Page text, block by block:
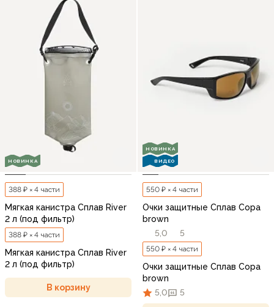
НОВИНКА
388 ₽ × 4 части
Мягкая канистра Сплав River
2 л (под фильтр)
388 ₽ × 4 части
Мягкая канистра Сплав River
2 л (под фильтр)
В корзину
НОВИНКА
ВИДЕО
550 ₽ × 4 части
Очки защитные Сплав Copa
brown
5,0
5
550 ₽ × 4 части
Очки защитные Сплав Copa
brown
5,0
5